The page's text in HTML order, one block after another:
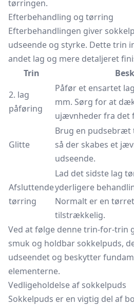
tørringen.
Efterbehandling og tørring
Efterbehandlingen giver
udseende og styrke. Dette trin
andet lag og mere detaljeret
Trin
2. lag
påføring
Påfør et ensartet
mm. Sørg for at
ujævnheder fra det
Glitte
Brug en pudsebræt
så der skabes et
udseende.
Afsluttende
tørring
Lad det sidste lag
yderligere
Normalt er en
tilstrækkelig.
Ved at følge denne trin-for-trin
smuk og holdbar sokkelpuds,
udseendet og beskytter
elementerne.
Vedligeholdelse af sokkelpuds
Sokkelpuds er en vigtig del af